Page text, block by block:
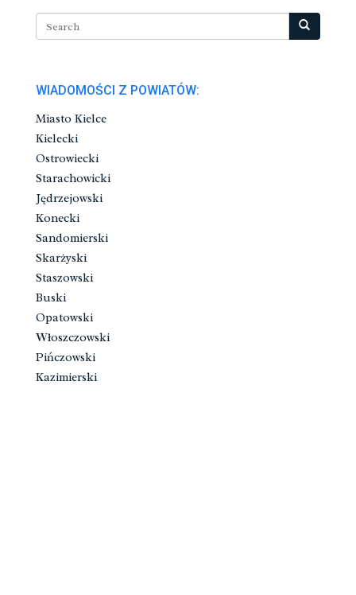
WIADOMOŚCI Z POWIATÓW:
Miasto Kielce
Kielecki
Ostrowiecki
Starachowicki
Jędrzejowski
Konecki
Sandomierski
Skarżyski
Staszowski
Buski
Opatowski
Włoszczowski
Pińczowski
Kazimierski